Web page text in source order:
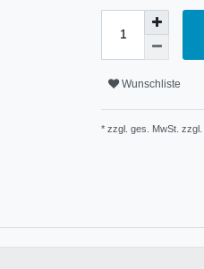
Wunschliste
* zzgl. ges. MwSt. zzgl.